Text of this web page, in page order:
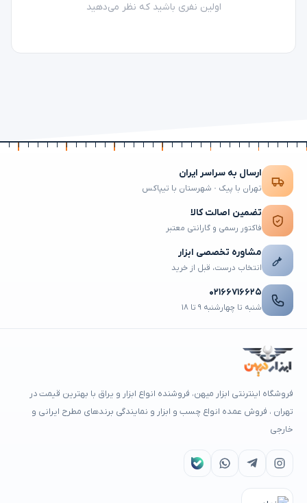
اولین نفری باشید که نظر می‌دهید
ارسال به سراسر ایران
تهران با پیک · شهرستان با تیپاکس
تضمین اصالت کالا
فاکتور رسمی و گارانتی معتبر
مشاوره تخصصی ابزار
انتخاب درست، قبل از خرید
۰۲۱۶۶۷۱۶۶۲۵
شنبه تا چهارشنبه ۹ تا ۱۸
فروشگاه اینترنتی ابزار میهن، فروشنده انواع ابزار و یراق با بهترین قیمت در
تهران ، فروش عمده انواع چسب و ابزار و نمایندگی برندهای مطرح ایرانی و
خارجی